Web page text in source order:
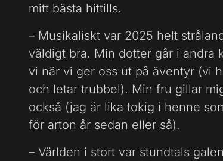
mitt bästa hittills.
– Musikaliskt var 2025 helt
väldigt bra. Min dotter går i andra
vi när vi ger oss ut på äventyr (vi
och letar trubbel). Min fru gillar
också (jag är lika tokig i henne
för arton år sedan eller så).
– Världen i stort var stundtals